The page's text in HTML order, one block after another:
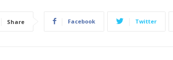
Share Facebook Twitter